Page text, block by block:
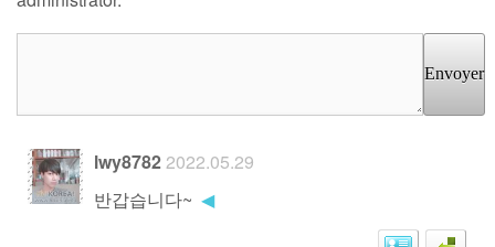
Envoyer
lwy87822022.05.29
반갑습니다~ ◀